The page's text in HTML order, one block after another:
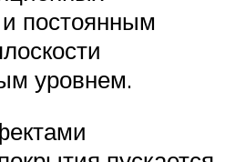
постоянным
уровнем.